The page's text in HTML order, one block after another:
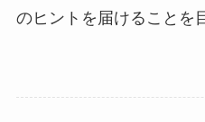
のヒントを届けることを